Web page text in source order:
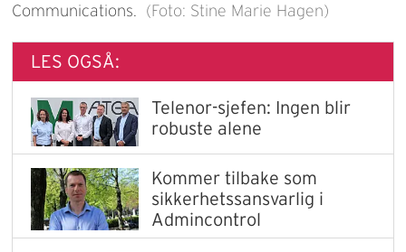
Communications.
(Foto: Stine Marie Hagen)
LES OGSÅ:
Telenor-sjefen: Ingen blir
robuste alene
Kommer tilbake som
sikkerhetssansvarlig i
Admincontrol